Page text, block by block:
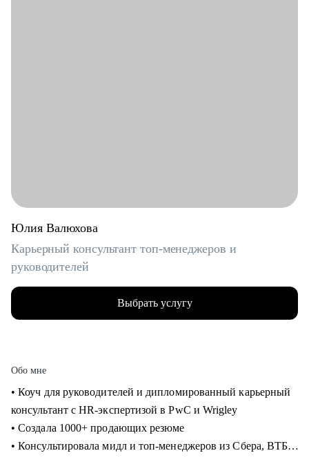
Юлия Валюхова
Карьерный консультант топ-менеджеров и
руководителей
Выбрать услугу
Обо мне
• Коуч для руководителей и дипломированный карьерный
консультант с HR-экспертизой в PwC и Wrigley
• Создала 1000+ продающих резюме
• Консультировала мидл и топ-менеджеров из Сбера, ВТБ,